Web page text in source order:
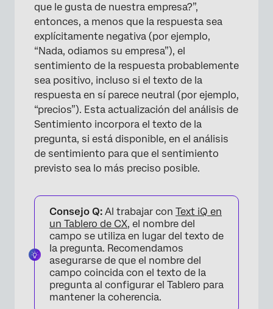
que le gusta de nuestra empresa?”,
entonces, a menos que la respuesta sea
explícitamente negativa (por ejemplo,
“Nada, odiamos su empresa”), el
sentimiento de la respuesta probablemente
sea positivo, incluso si el texto de la
respuesta en sí parece neutral (por ejemplo,
“precios”). Esta actualización del análisis de
Sentimiento incorpora el texto de la
pregunta, si está disponible, en el análisis
de sentimiento para que el sentimiento
previsto sea lo más preciso posible.
Consejo Q: Al trabajar con Text iQ en
un Tablero de CX, el nombre del
campo se utiliza en lugar del texto de
la pregunta. Recomendamos
asegurarse de que el nombre del
campo coincida con el texto de la
pregunta al configurar el Tablero para
mantener la coherencia.